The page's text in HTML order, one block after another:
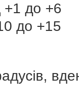
+1 до +6
до +15